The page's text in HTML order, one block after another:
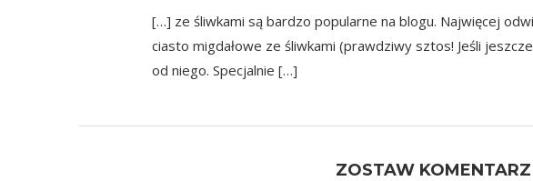
[…] ze śliwkami są bardzo popularne na blogu. Najwięcej
ciasto migdałowe ze śliwkami (prawdziwy sztos! Jeśli
od niego. Specjalnie […]
ZOSTAW KOMENTARZ